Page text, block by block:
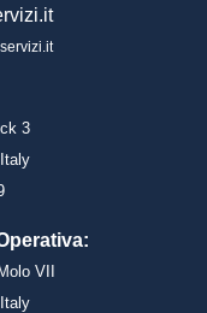
3
VII